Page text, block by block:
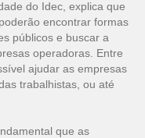
do Idec, explica que
encontrar formas
públicos e buscar a
operadoras. Entre
ajudar as empresas
trabalhistas, ou até
que as